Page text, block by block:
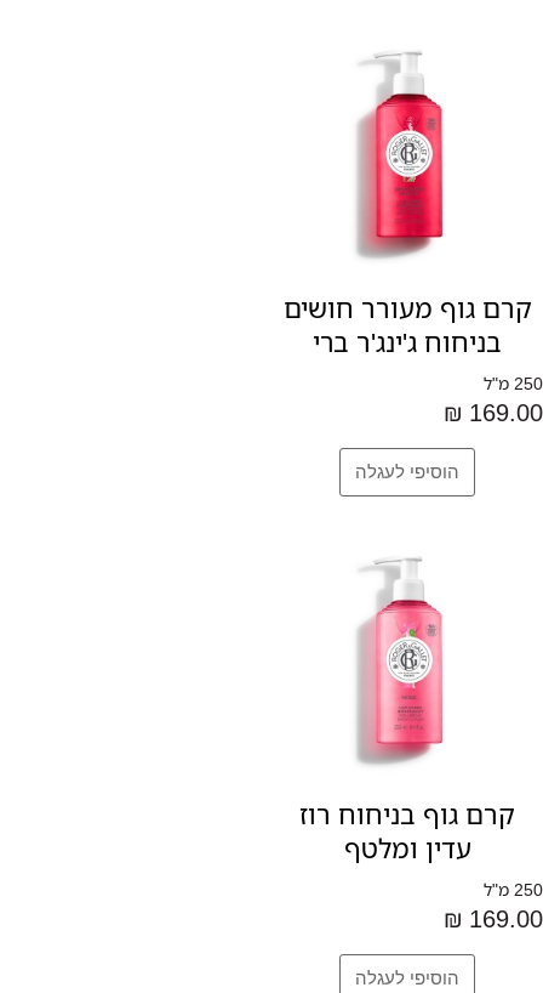
קרם גוף מעורר חושים
בניחוח ג'ינג'ר ברי
250 מ"ל
169.00 ₪
קרם גוף בניחוח רוז
עדין ומלטף
250 מ"ל
169.00 ₪